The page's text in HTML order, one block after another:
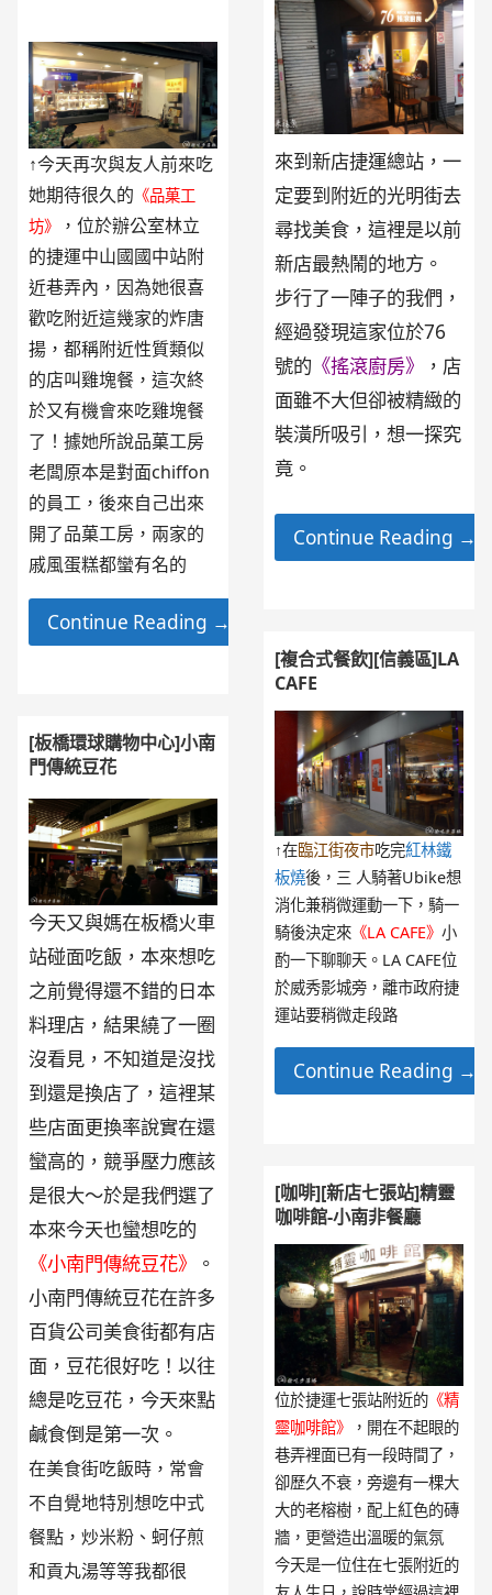
來到新店捷運總站，一
定要到附近的光明街去
尋找美食，這裡是以前
新店最熱鬧的地方。
步行了一陣子的我們，
經過發現這家位於76
號的 《搖滾廚房》
，店
面雖不大但卻被精緻的
裝潢所吸引，想一探究
竟。
Continue Reading →
↑今天再次與友人前來吃
她期待很久的 《品菓工
坊》
，位於辦公室林立
的捷運中山國國中站附
近巷弄內，因為她很喜
歡吃附近這幾家的炸唐
揚，都稱附近性質類似
的店叫雞塊餐，這次終
於又有機會來吃雞塊餐
了！據她所說品菓工房
老闆原本是對面chiffon
的員工，後來自己出來
開了品菓工房，兩家的
戚風蛋糕都蠻有名的
Continue Reading →
[複合式餐飲][信義區]LA
CAFE
↑在臨江街夜市吃完紅林鐵
板燒後，三 人騎著Ubike想
消化兼稍微運動一下，騎一
騎後決定來 《LA CAFE》小
酌一下聊聊天。LA CAFE位
於威秀影城旁，離市政府捷
運站要稍微走段路
Continue Reading →
[板橋環球購物中心]小南
門傳統豆花
今天又與媽在板橋火車
站碰面吃飯，本來想吃
之前覺得還不錯的日本
料理店，結果繞了一圈
沒看見，不知道是沒找
到還是換店了，這裡某
些店面更換率說實在還
蠻高的，競爭壓力應該
是很大～於是我們選了
本來今天也蠻想吃的
《小南門傳統豆花》
。
小南門傳統豆花在許多
百貨公司美食街都有店
面，豆花很好吃！以往
總是吃豆花，今天來點
鹹食倒是第一次。
在美食街吃飯時，常會
不自覺地特別想吃中式
餐點，炒米粉、蚵仔煎
和貢丸湯等等我都很
[咖啡][新店七張站]精靈
咖啡館-小南非餐廳
位於捷運七張站附近的 《精
靈咖啡館》
，開在不起眼的
巷弄裡面已有一段時間了，
卻歷久不衰，旁邊有一棵大
大的老榕樹，配上紅色的磚
牆，更營造出溫暖的氣氛
今天是一位住在七張附近的